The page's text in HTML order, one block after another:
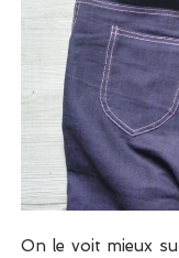
On le voit mieux